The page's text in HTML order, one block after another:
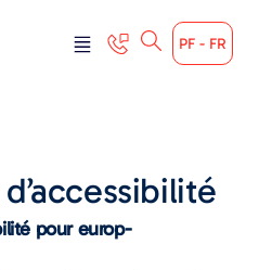
PF - FR
pour europ-